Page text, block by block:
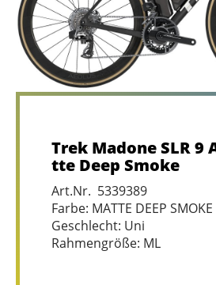
Trek Madone SLR 9
tte Deep Smoke
Art.Nr. 5339389
Farbe: MATTE DEEP SMOKE
Geschlecht: Uni
Rahmengröße: ML